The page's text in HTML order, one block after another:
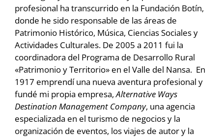
profesional ha transcurrido en la Fundación Botín,
donde he sido responsable de las áreas de
Patrimonio Histórico, Música, Ciencias Sociales y
Actividades Culturales. De 2005 a 2011 fui la
coordinadora del Programa de Desarrollo Rural
«Patrimonio y Territorio» en el Valle del Nansa. En
1917 emprendí una nueva aventura profesional y
fundé mi propia empresa,Alternative Ways
Destination Management Company, una agencia
especializada en el turismo de negocios y la
organización de eventos, los viajes de autor y la